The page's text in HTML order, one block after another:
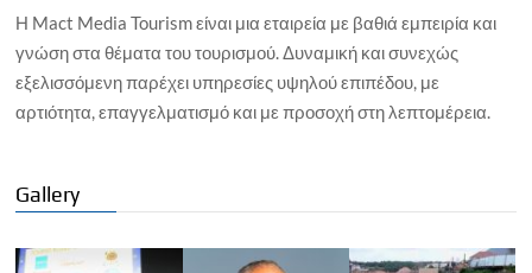
Η Mact Media Tourism είναι μια εταιρεία με βαθιά εμπειρία και
γνώση στα θέματα του τουρισμού. Δυναμική και συνεχώς
εξελισσόμενη παρέχει υπηρεσίες υψηλού επιπέδου, με
αρτιότητα, επαγγελματισμό και με προσοχή στη λεπτομέρεια.
Gallery